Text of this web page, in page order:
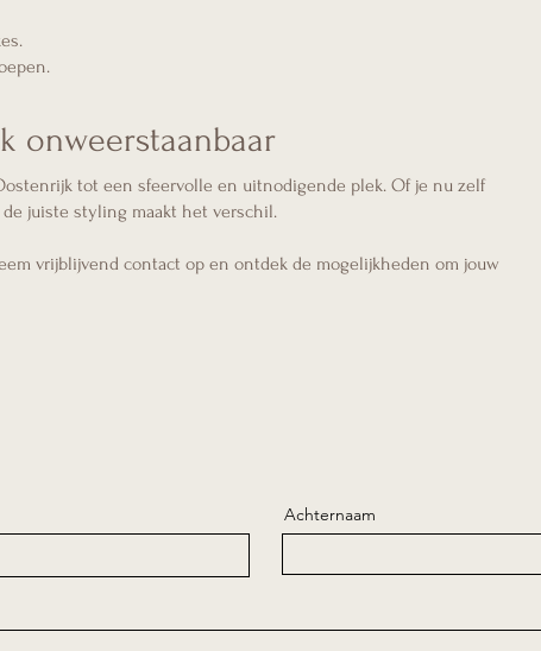
onweerstaanbaar
tot een sfeervolle en uitnodigende plek. Of je nu zelf
juiste styling maakt het verschil.
vrijblijvend contact op en ontdek de mogelijkheden om jouw
Achternaam